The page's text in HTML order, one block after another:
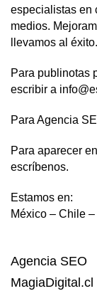
especialistas en
medios.
llevamos al éxito.
Para publinotas
escribir a
Para Agencia
Para aparecer
escríbenos.
Estamos en:
México – Chile
Agencia SEO
MagiaDigital.cl